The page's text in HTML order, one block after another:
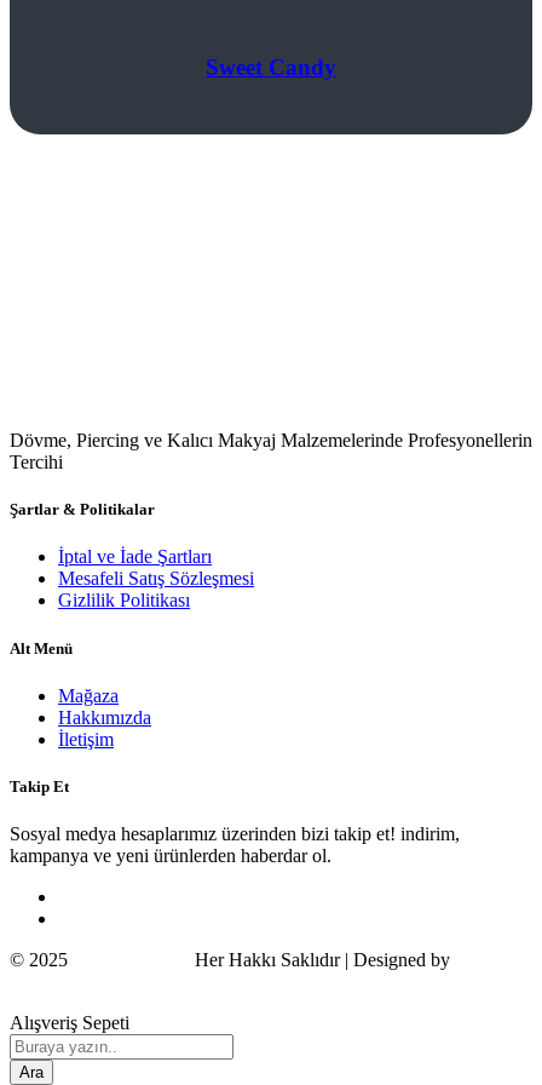
Sweet Candy
Dövme, Piercing ve Kalıcı Makyaj Malzemelerinde Profesyonellerin
Tercihi
Şartlar & Politikalar
İptal ve İade Şartları
Mesafeli Satış Sözleşmesi
Gizlilik Politikası
Alt Menü
Mağaza
Hakkımızda
İletişim
Takip Et
Sosyal medya hesaplarımız üzerinden bizi takip et! indirim,
kampanya ve yeni ürünlerden haberdar ol.
© 2025
Her Hakkı Saklıdır | Designed by
Alışveriş Sepeti